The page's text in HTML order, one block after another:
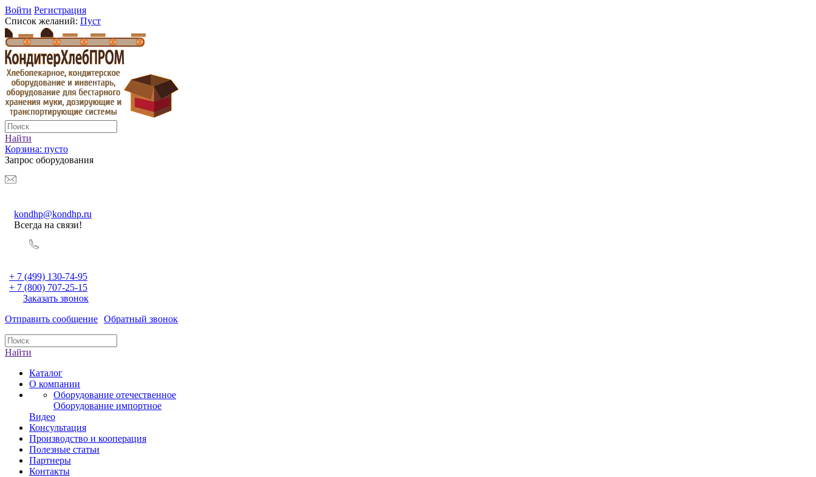
Войти Регистрация
Список желаний: Пуст
Найти
Корзина: пусто
Запрос оборудования
kondhp@kondhp.ru
Всегда на связи!
+ 7 (499) 130-74-95
+ 7 (800) 707-25-15
Заказать звонок
Отправить сообщение Обратный звонок
Найти
Каталог
О компании
Оборудование отечественное
Оборудование импортное
Видео
Консультация
Производство и кооперация
Полезные статьи
Партнеры
Контакты